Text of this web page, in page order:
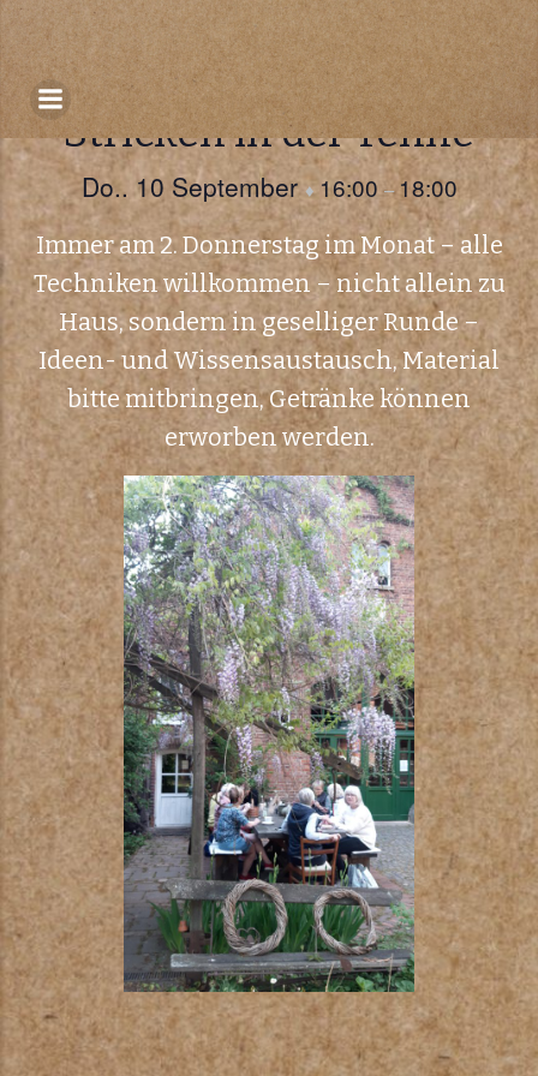
Zum
Inhalt
springen
« Alle Veranstaltungen
Stricken in der Tenne
Do.. 10 September♦ 16:00–18:00
Immer am 2. Donnerstag im Monat – alle
Techniken willkommen – nicht allein zu
Haus, sondern in geselliger Runde –
Ideen- und Wissensaustausch, Material
bitte mitbringen, Getränke können
erworben werden.